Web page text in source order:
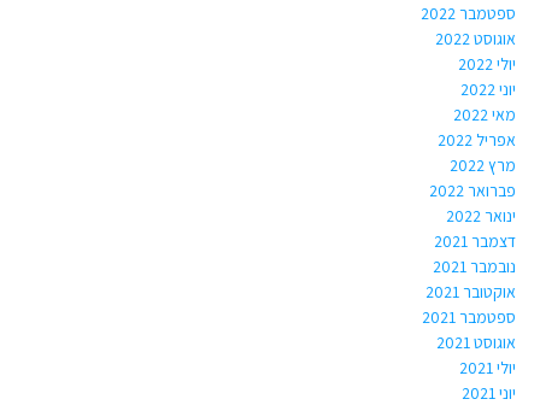
ספטמבר 2022
אוגוסט 2022
יולי 2022
יוני 2022
מאי 2022
אפריל 2022
מרץ 2022
פברואר 2022
ינואר 2022
דצמבר 2021
נובמבר 2021
אוקטובר 2021
ספטמבר 2021
אוגוסט 2021
יולי 2021
יוני 2021